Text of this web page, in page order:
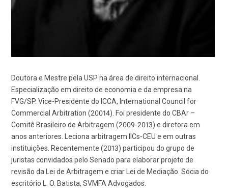
Doutora e Mestre pela USP na área de direito internacional.
Especialização em direito de economia e da empresa na
FVG/SP. Vice-Presidente do ICCA, International Council for
Commercial Arbitration (20014). Foi presidente do CBAr –
Comitê Brasileiro de Arbitragem (2009-2013) e diretora em
anos anteriores. Leciona arbitragem IICs-CEU e em outras
instituições. Recentemente (2013) participou do grupo de
juristas convidados pelo Senado para elaborar projeto de
revisão da Lei de Arbitragem e criar Lei de Mediação. Sócia do
escritório L. O. Batista, SVMFA Advogados.